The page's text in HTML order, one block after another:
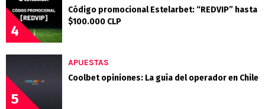
4
Código promocional Estelarbet: “REDVIP” hasta
$100.000 CLP
5
APUESTAS
Coolbet opiniones: La guía del operador en Chile